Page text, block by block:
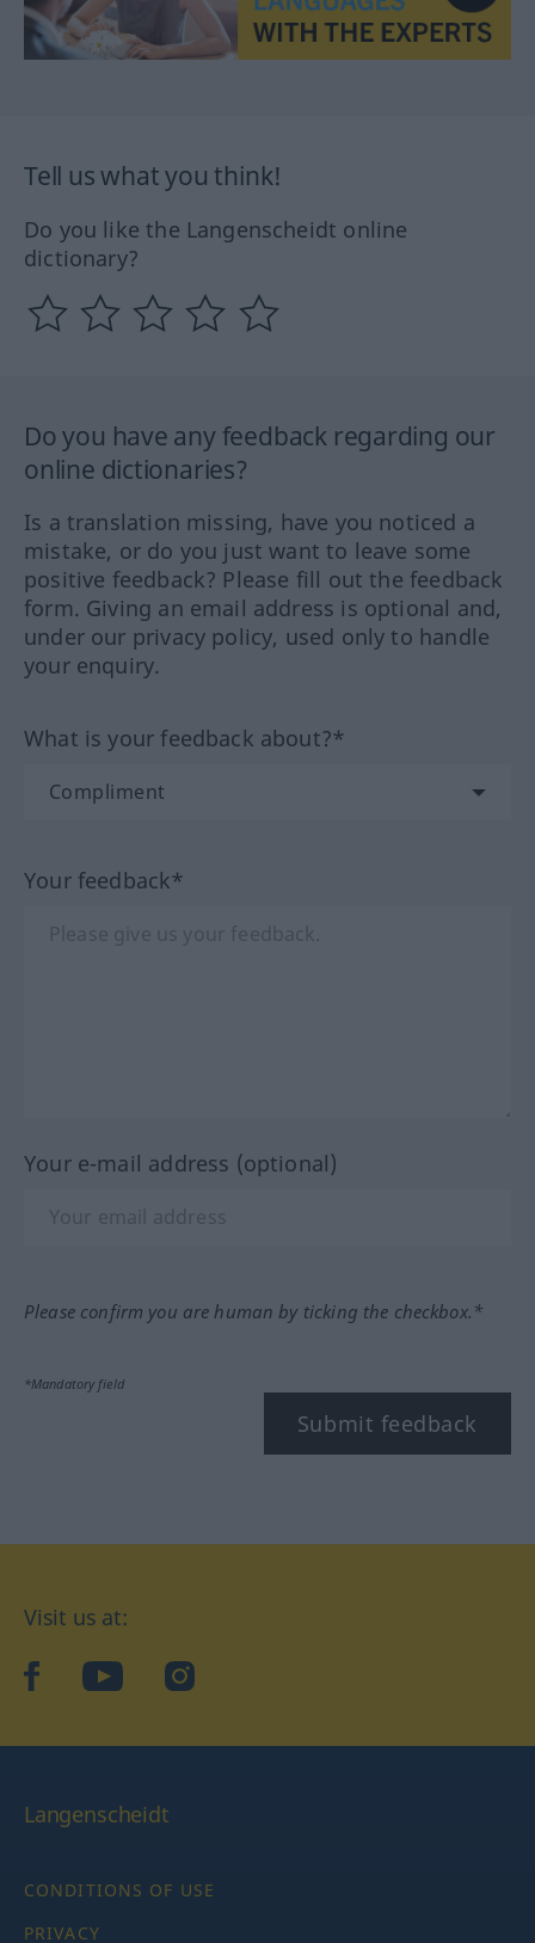
Tell us what you think!
Do you like the Langenscheidt online
dictionary?
Do you have any feedback regarding our
online dictionaries?
Is a translation missing, have you noticed a
mistake, or do you just want to leave some
positive feedback? Please fill out the feedback
form. Giving an email address is optional and,
under our privacy policy, used only to handle
your enquiry.
What is your feedback about?*
Your feedback*
Your e-mail address (optional)
Please confirm you are human by ticking the checkbox.*
*Mandatory field
Submit feedback
Visit us at:
facebookYouTubeInstagram
Langenscheidt
CONDITIONS OF USE
PRIVACY